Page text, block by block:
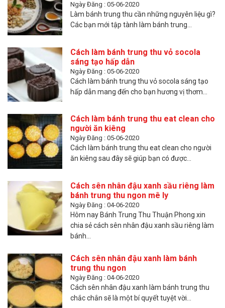
Ngày Đăng : 05-06-2020
Làm bánh trung thu cần những nguyên liệu gì?
Các bạn mới tập tành làm bánh trung...
Cách làm bánh trung thu vỏ socola
sáng tạo hấp dẫn
Ngày Đăng : 05-06-2020
Cách làm bánh trung thu vỏ socola sáng tạo
hấp dẫn mang đến cho bạn hương vị thơm...
Cách làm bánh trung thu eat clean cho
người ăn kiêng
Ngày Đăng : 05-06-2020
Cách làm bánh trung thu eat clean cho người
ăn kiêng sau đây sẽ giúp bạn có được...
Cách sên nhân đậu xanh sầu riêng làm
bánh trung thu ngon mê ly
Ngày Đăng : 04-06-2020
Hôm nay Bánh Trung Thu Thuận Phong xin
chia sẻ cách sên nhân đậu xanh sầu riêng làm
bánh...
Cách sên nhân đậu xanh làm bánh
trung thu ngon
Ngày Đăng : 04-06-2020
Cách sên nhân đậu xanh làm bánh trung thu
chắc chắn sẽ là một bí quyết tuyệt vời...